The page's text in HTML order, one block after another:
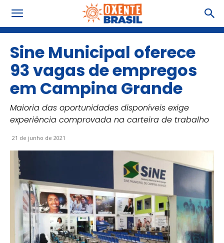
Sine Municipal oferece
93 vagas de empregos
em Campina Grande
Maioria das oportunidades disponíveis exige
experiência comprovada na carteira de trabalho
21 de junho de 2021